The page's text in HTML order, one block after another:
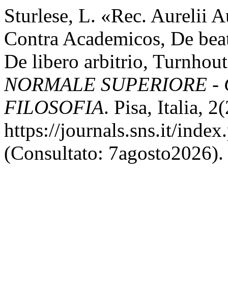
Sturlese, L. «Rec. Aurelii
Contra Academicos, De
De libero arbitrio,
NORMALE SUPERIORE -
FILOSOFIA. Pisa, Italia,
https://journals.sns.it/
(Consultato: 7agosto2026).